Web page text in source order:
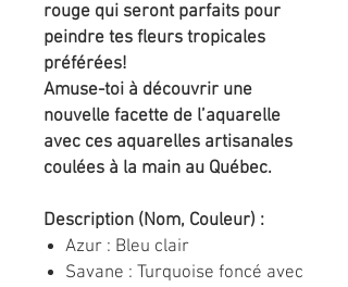
rouge qui seront parfaits pour
peindre tes fleurs tropicales
préférées!
Amuse-toi à découvrir une
nouvelle facette de l’aquarelle
avec ces aquarelles artisanales
coulées à la main au Québec.
Description (Nom, Couleur) :
Azur : Bleu clair
Savane : Turquoise foncé avec